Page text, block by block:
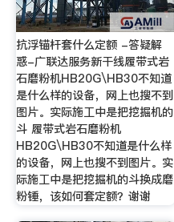
抗浮锚杆套什么定额 -答疑解
惑-广联达服务新干线履带式岩
石磨粉机HB20G\HB30不知道
是什么样的设备，网上也搜不到
图片。实际施工中是把挖掘机的
斗 履带式岩石磨粉机
HB20G\HB30不知道是什么样
的设备，网上也搜不到图片。实
际施工中是把挖掘机的斗换成磨
粉锤，该如何套定额？谢谢